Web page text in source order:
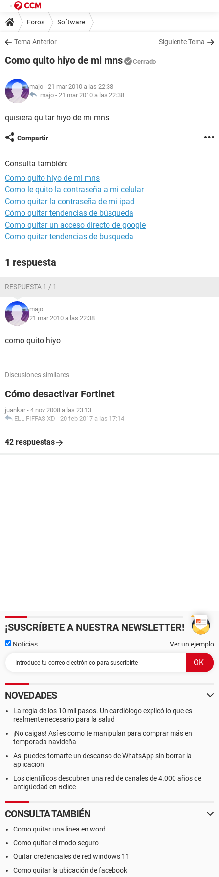
Foros Software
Tema Anterior Siguiente Tema
Como quito hiyo de mi mns Cerrado
majo - 21 mar 2010 a las 22:38
majo - 21 mar 2010 a las 22:38
quisiera quitar hiyo de mi mns
Compartir
Consulta también:
Como quito hiyo de mi mns
Como le quito la contraseña a mi celular
Como quitar la contraseña de mi ipad
Cómo quitar tendencias de búsqueda
Como quitar un acceso directo de google
Como quitar tendencias de busqueda
1 respuesta
RESPUESTA 1 / 1
majo
21 mar 2010 a las 22:38
como quito hiyo
Discusiones similares
Cómo desactivar Fortinet
juankar - 4 nov 2008 a las 23:13
ELL FIFFAS XD - 20 feb 2017 a las 17:14
42 respuestas
¡SUSCRÍBETE A NUESTRA NEWSLETTER!
Noticias Ver un ejemplo
NOVEDADES
La regla de los 10 mil pasos. Un cardiólogo explicó lo que es
realmente necesario para la salud
¡No caigas! Así es como te manipulan para comprar más en
temporada navideña
Así puedes tomarte un descanso de WhatsApp sin borrar la
aplicación
Los científicos descubren una red de canales de 4.000 años de
antigüedad en Belice
CONSULTA TAMBIÉN
Como quitar una linea en word
Como quitar el modo seguro
Quitar credenciales de red windows 11
Como quitar la ubicación de facebook